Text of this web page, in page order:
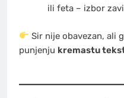
ili feta – izbor
Sir nije obavezan, ali
punjenju kremastu